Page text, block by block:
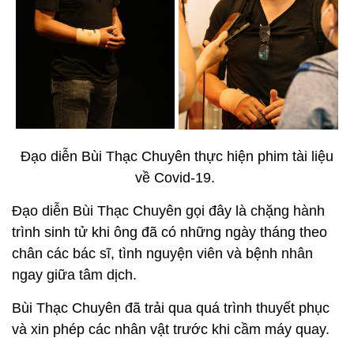
Đạo diễn Bùi Thạc Chuyên thực hiện phim tài liệu
về Covid-19.
Đạo diễn Bùi Thạc Chuyên gọi đây là chặng hành
trình sinh tử khi ông đã có những ngày tháng theo
chân các bác sĩ, tình nguyện viên và bệnh nhân
ngay giữa tâm dịch.
Bùi Thạc Chuyên đã trải qua quá trình thuyết phục
và xin phép các nhân vật trước khi cầm máy quay.